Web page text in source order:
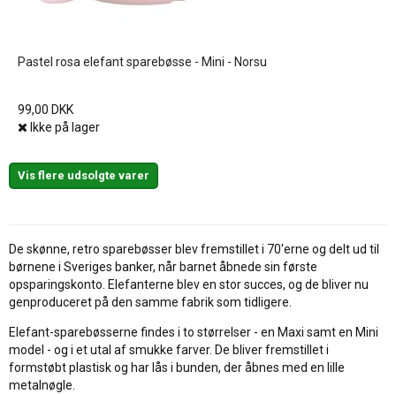
Pastel rosa elefant sparebøsse - Mini - Norsu
99,00 DKK
Ikke på lager
Vis flere udsolgte varer
De skønne, retro sparebøsser blev fremstillet i 70'erne og delt ud til
børnene i Sveriges banker, når barnet åbnede sin første
opsparingskonto. Elefanterne blev en stor succes, og de bliver nu
genproduceret på den samme fabrik som tidligere.
Elefant-sparebøsserne findes i to størrelser - en Maxi samt en Mini
model - og i et utal af smukke farver. De bliver fremstillet i
formstøbt plastisk og har lås i bunden, der åbnes med en lille
metalnøgle.